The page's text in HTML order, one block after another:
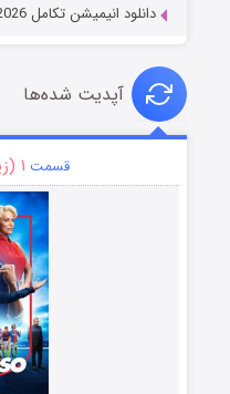
دانلود انیمیشن تکامل Evolution 2026
آپدیت شده‌ها
قسمت ۱ (زیرنویس)